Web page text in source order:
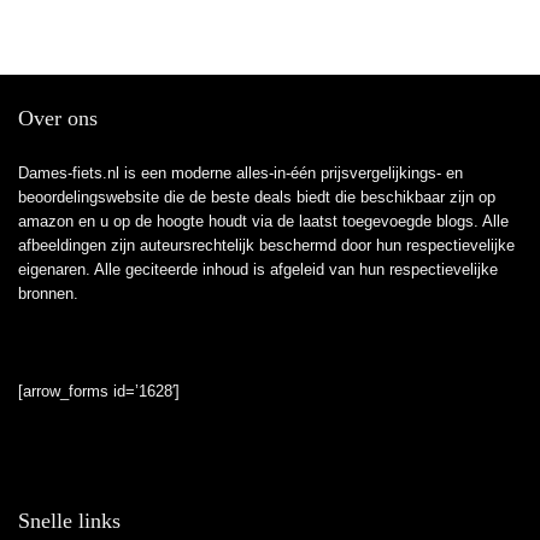
Over ons
Dames-fiets.nl is een moderne alles-in-één prijsvergelijkings- en
beoordelingswebsite die de beste deals biedt die beschikbaar zijn op
amazon en u op de hoogte houdt via de laatst toegevoegde blogs. Alle
afbeeldingen zijn auteursrechtelijk beschermd door hun respectievelijke
eigenaren. Alle geciteerde inhoud is afgeleid van hun respectievelijke
bronnen.
[arrow_forms id=’1628′]
Snelle links